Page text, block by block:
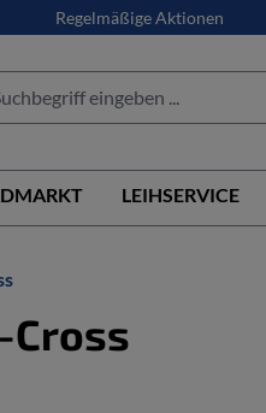
Regelmäßige Aktionen
LEIHSERVICE
Cross